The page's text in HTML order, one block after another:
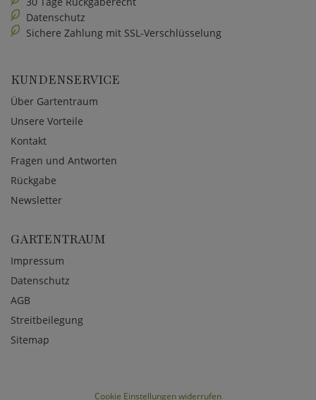
Datenschutz
Sichere Zahlung mit SSL-Verschlüsselung
KUNDENSERVICE
Über Gartentraum
Unsere Vorteile
Kontakt
Fragen und Antworten
Rückgabe
Newsletter
GARTENTRAUM
Impressum
Datenschutz
AGB
Streitbeilegung
Sitemap
Cookie Einstellungen widerrufen